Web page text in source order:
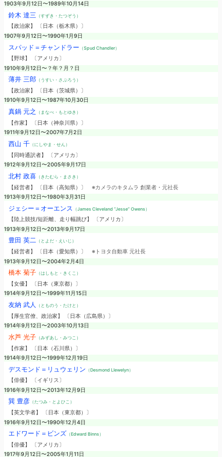
1903年9月12日〜1989年10月14日
鈴木 達三 （すずき・たつぞう）
【政治家】 〔日本（栃木県）〕
1907年9月12日〜1990年1月9日
スパッド＝チャンドラー （Spud Chandler）
【野球】 〔アメリカ〕
1910年9月12日〜？年？月？日
薄井 三郎（うすい・さぶろう）
【政治家】 〔日本（茨城県）〕
1910年9月12日〜1987年10月30日
真鍋 元之 （まなべ・もとゆき）
【作家】 〔日本（神奈川県）〕
1911年9月12日〜2007年7月2日
西山 千（にしやま・せん）
【同時通訳者】 〔アメリカ〕
1912年9月12日〜2005年9月17日
北村 政喜（きたむら・まさき）
【経営者】 〔日本（高知県）〕 ※カメラのキタムラ 創業者・元社長
1913年9月12日〜1980年3月31日
ジェシー＝オーエンス （James Cleveland “Jesse” Owens）
【陸上競技/短距離、走り幅跳び】 〔アメリカ〕
1913年9月12日〜2013年9月17日
豊田 英二（とよだ・えいじ）
【経営者】 〔日本（愛知県）〕 ※トヨタ自動車 元社長
1913年9月12日〜2004年2月4日
橋本 菊子（はしもと・きくこ）
【女優】 〔日本（東京都）〕
1914年9月12日〜1999年11月15日
友納 武人 （とものう・たけと）
【厚生官僚、政治家】 〔日本（広島県）〕
1914年9月12日〜2003年10月13日
水芦 光子（みずあし・みつこ）
【作家】 〔日本（石川県）〕
1914年9月12日〜1999年12月19日
デスモンド＝リュウェリン （Desmond Llewelyn）
【俳優】 〔イギリス〕
1916年9月12日〜2013年12月9日
巽 豊彦（たつみ・とよひこ）
【英文学者】 〔日本（東京都）〕
1916年9月12日〜1990年12月4日
エドワード＝ビンズ （Edward Binns）
【俳優】 〔アメリカ〕
1917年9月12日〜2005年1月11日